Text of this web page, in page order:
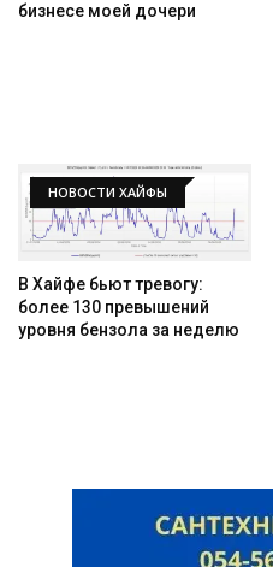
бизнесе моей дочери
НОВОСТИ ХАЙФЫ
В Хайфе бьют тревогу:
более 130 превышений
уровня бензола за неделю